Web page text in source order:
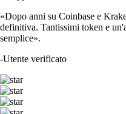
«Dopo anni su Coinbase e
definitiva. Tantissimi token e
semplice».
-Utente verificato